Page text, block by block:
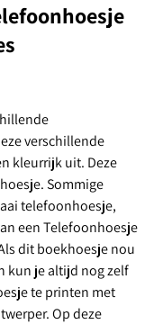
verschillende
kleurrijk uit. Deze
Sommige
telefoonhoesje,
een Telefoonhoesje
dit boekhoesje nou
kun je altijd nog zelf
te printen met
Op deze